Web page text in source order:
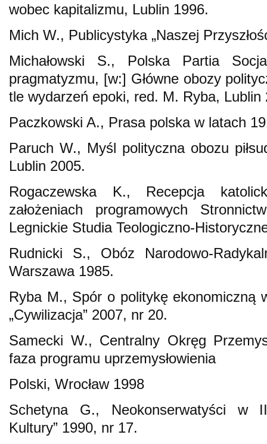
wobec kapitalizmu, Lublin 1996.
Mich W., Publicystyka „Naszej
Michałowski S., Polska Partia
pragmatyzmu, [w:] Główne obozy
tle wydarzeń epoki, red. M. Ryba, Lublin
Paczkowski A., Prasa polska w latach
Paruch W., Myśl polityczna obozu
Lublin 2005.
Rogaczewska K., Recepcja
założeniach programowych
Legnickie Studia Teologiczno-
Rudnicki S., Obóz Narodowo-
Warszawa 1985.
Ryba M., Spór o politykę ekonomiczną
„Cywilizacja” 2007, nr 20.
Samecki W., Centralny Okręg
faza programu uprzemysłowienia
Polski, Wrocław 1998
Schetyna G., Neokonserwatyści w
Kultury” 1990, nr 17.